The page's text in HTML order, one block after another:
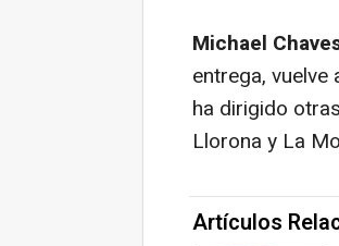
Michael
entrega,
ha dirigido
Llorona y La
Artículos